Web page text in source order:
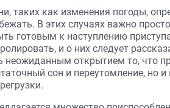
таких как изменения погоды,
В этих случаях важно
готовым к наступлению
и о них следует
неожиданным открытием то, что
сон и переутомление, но